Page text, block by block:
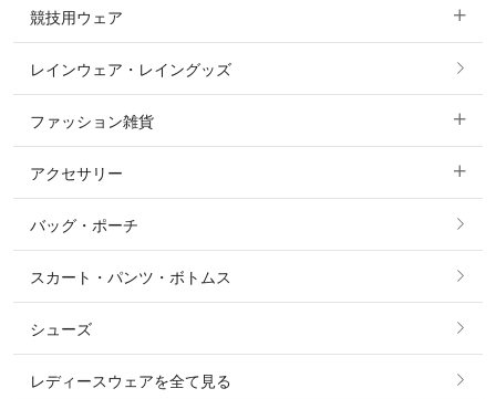
カットソー・Tシャツ・タンクトップ
ニット・セーター
シャツ・ブラウス・ワンピース
コート
ジャケット・ブルゾン
競技用ウェア
すべての競技用ウェア
ショージャケット
ショーシャツ
レインウェア・レイングッズ
ファッション雑貨
すべてのファッション雑貨
ソックス
ベルト
アクセサリー
すべてのアクセサリー
リング
ピアス・イヤリング
バッグ・ポーチ
スカート・パンツ・ボトムス
シューズ
レディースウェアを全て見る